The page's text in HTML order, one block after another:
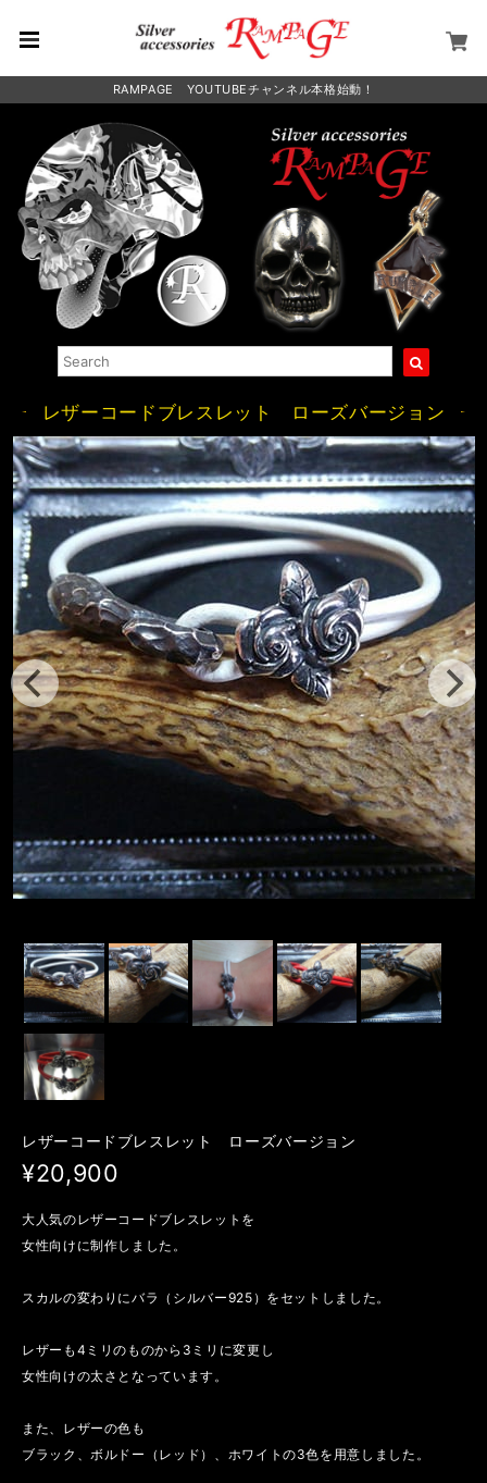
RAMPAGE YOUTUBEチャンネル本格始動！
レザーコードブレスレット ローズバージョン
レザーコードブレスレット ローズバージョン
¥20,900
大人気のレザーコードブレスレットを
女性向けに制作しました。
スカルの変わりにバラ（シルバー925）をセットしました。
レザーも4ミリのものから3ミリに変更し
女性向けの太さとなっています。
また、レザーの色も
ブラック、ボルドー（レッド）、ホワイトの3色を用意しました。